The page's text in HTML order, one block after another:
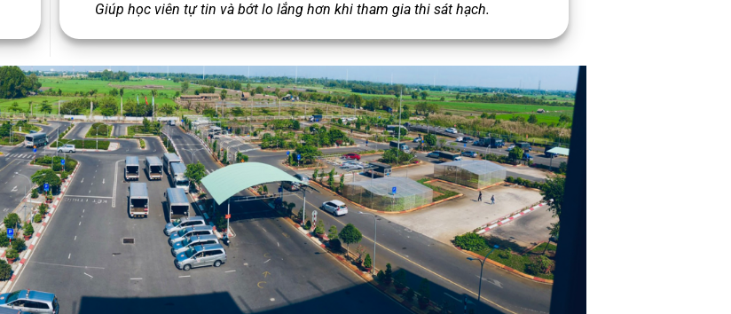
Giúp học viên tự tin và bớt lo lắng hơn khi tham gia thi sát hạch.